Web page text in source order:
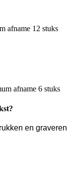
afname 12 stuks
afname 6 stuks
en graveren